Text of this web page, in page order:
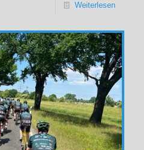
Weiterlesen